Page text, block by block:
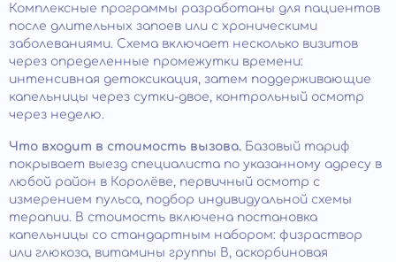
Комплексные программы разработаны для пациентов
после длительных запоев или с хроническими
заболеваниями. Схема включает несколько визитов
через определенные промежутки времени:
интенсивная детоксикация, затем поддерживающие
капельницы через сутки-двое, контрольный осмотр
через неделю.
Что входит в стоимость вызова. Базовый тариф
покрывает выезд специалиста по указанному адресу в
любой район в Королёве, первичный осмотр с
измерением пульса, подбор индивидуальной схемы
терапии. В стоимость включена постановка
капельницы со стандартным набором: физраствор
или глюкоза, витамины группы B, аскорбиновая